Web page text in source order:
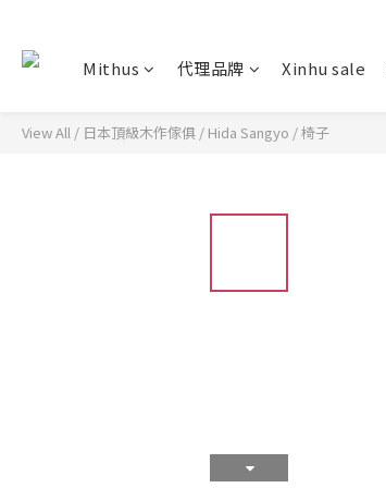
Mithus 代理品牌 Xinhu sale
View All / 日本頂級木作傢俱 / Hida Sangyo /椅子